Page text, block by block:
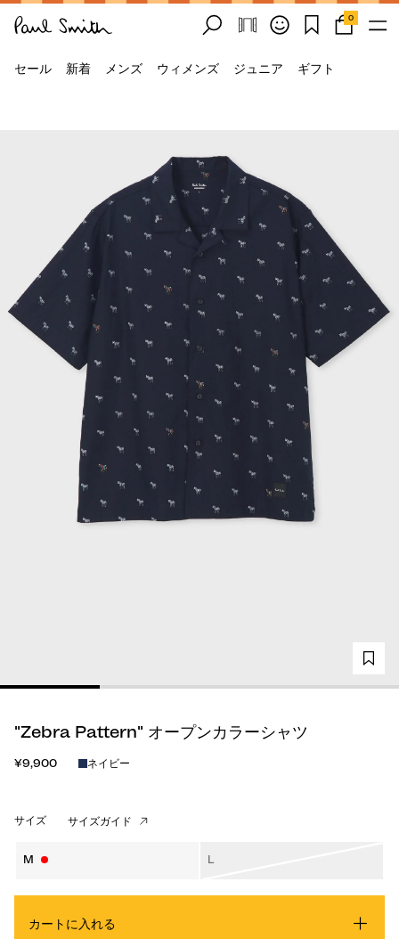
0
セール 新着 メンズ ウィメンズ ジュニア ギフト
"Zebra Pattern" オープンカラーシャツ
¥9,900 ネイビー
サイズ サイズガイド
M L
カートに入れる